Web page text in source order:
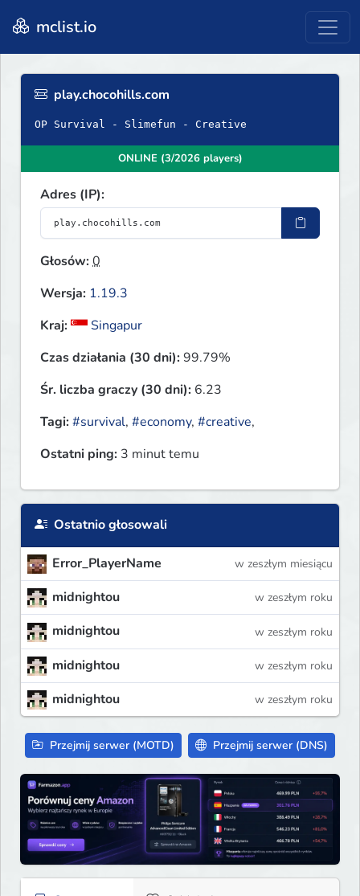
mclist.io
play.chocohills.com
OP Survival - Slimefun - Creative
ONLINE (3/2026 players)
Adres (IP):
Głosów:0
Wersja: 1.19.3
Kraj:
Singapur
Czas działania (30 dni):99.79%
Śr. liczba graczy (30 dni): 6.23
Tagi:#survival, #economy, #creative,
Ostatni ping: 3 minut temu
Ostatnio głosowali
Error_PlayerName w zeszłym miesiącu
midnightou w zeszłym roku
midnightou w zeszłym roku
midnightou w zeszłym roku
midnightou w zeszłym roku
Przejmij serwer (MOTD) Przejmij serwer (DNS)